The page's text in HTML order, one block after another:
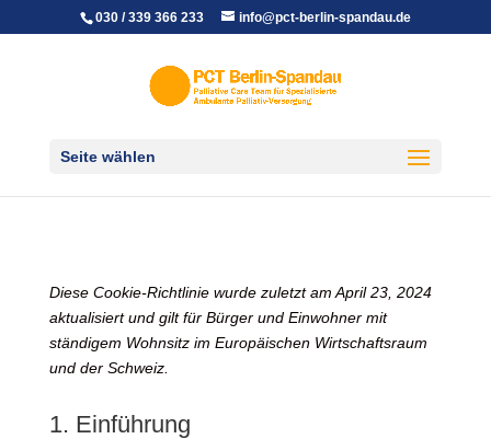
030 / 339 366 233 info@pct-berlin-spandau.de
Seite wählen
Diese Cookie-Richtlinie wurde zuletzt am April 23, 2024
aktualisiert und gilt für Bürger und Einwohner mit
ständigem Wohnsitz im Europäischen Wirtschaftsraum
und der Schweiz.
1. Einführung